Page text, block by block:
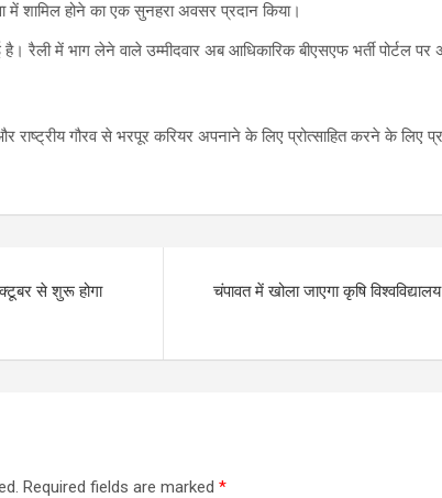
में शामिल होने का एक सुनहरा अवसर प्रदान किया।
रैली में भाग लेने वाले उम्मीदवार अब आधिकारिक बीएसएफ भर्ती पोर्टल
गौरव से भरपूर करियर अपनाने के लिए प्रोत्साहित करने के लिए
से शुरू होगा
चंपावत में खोला जाएगा कृषि
Required fields are marked *